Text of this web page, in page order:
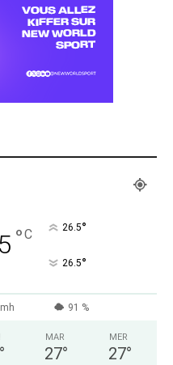
°C 26.5°
26.5°
91 %
MAR
27°
MER
27°